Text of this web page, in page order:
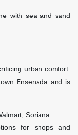
with sea and sand
urban comfort.
Ensenada and is
Soriana.
for shops and